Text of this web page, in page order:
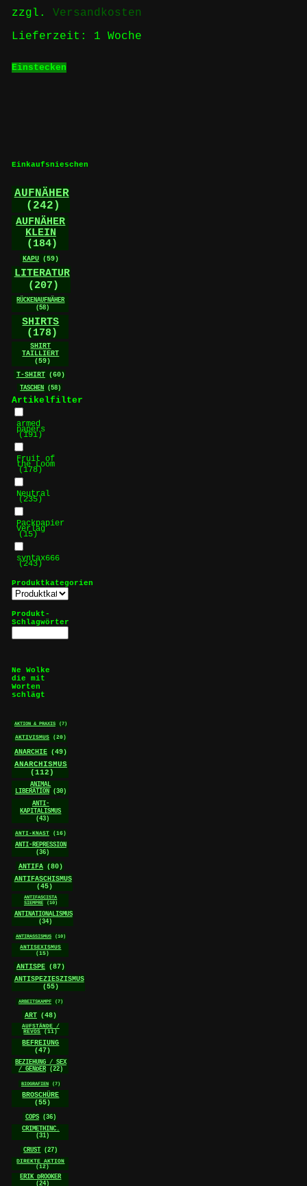
zzgl. Versandkosten
Lieferzeit: 1 Woche
Einstecken
Einkaufsnieschen
AUFNÄHER
(242)
AUFNÄHER
KLEIN
(184)
KAPU (59)
LITERATUR
(207)
RÜCKENAUFNÄHER
(58)
SHIRTS
(178)
SHIRT
TAILLIERT
(59)
T-SHIRT (60)
TASCHEN
(58)
Artikelfilter
armed
papers
(191)
Fruit of
the Loom
(178)
Neutral
(235)
Packpapier
Verlag
(15)
syntax666
(243)
Produktkategorien
Produkt-
Schlagwörter
Ne Wolke
die mit
Worten
schlägt
AKTION & PRAXIS (7)
AKTIVISMUS (20)
ANARCHIE (49)
ANARCHISMUS
(112)
ANIMAL
LIBERATION
(30)
ANTI-
KAPITALISMUS
(43)
ANTI-KNAST (16)
ANTI-REPRESSION
(36)
ANTIFA (80)
ANTIFASCHISMUS
(45)
ANTIFASCISTA
SIEMPRE
(10)
ANTINATIONALISMUS
(34)
ANTIRASSISMUS (10)
ANTISEXISMUS
(15)
ANTISPE (87)
ANTISPEZIESZISMUS
(55)
ARBEITSKAMPF (7)
ART (48)
AUFSTÄNDE /
REVOS
(11)
BEFREIUNG
(47)
BEZIEHUNG / SEX
/ GENDER
(22)
BIOGRAFIEN (7)
BROSCHÜRE
(55)
COPS (36)
CRIMETHINC.
(31)
CRUST (27)
DIREKTE AKTION
(12)
ERIK DROOKER
(24)